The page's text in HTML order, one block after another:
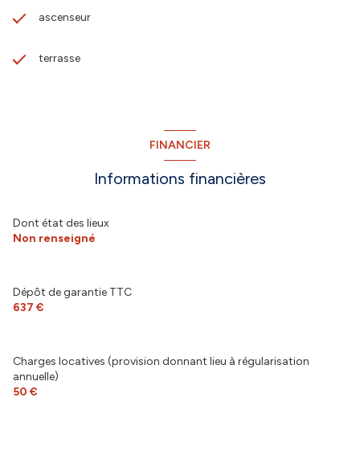
ascenseur
terrasse
FINANCIER
Informations financières
Dont état des lieux
Non renseigné
Dépôt de garantie TTC
637 €
Charges locatives (provision donnant lieu à régularisation
annuelle)
50 €